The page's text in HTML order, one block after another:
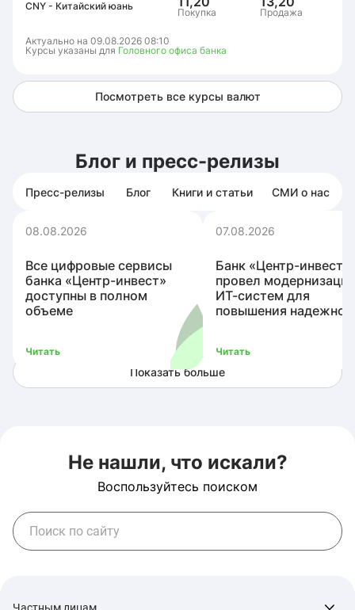
CNY - Китайский юань
Покупка Продажа
Актуально на 09.08.2026 08:10
Курсы указаны для Головного офиса банка
Посмотреть все курсы валют
Блог и пресс-релизы
Пресс-релизы Блог Книги и статьи СМИ о нас
08.08.2026
Все цифровые сервисы
банка «Центр-инвест»
доступны в полном
объеме
Читать
07.08.2026
Банк «Центр-инвест»
провел
ИТ-систем для
повышения
Читать
Показать больше
Не нашли, что искали?
Воспользуйтесь поиском